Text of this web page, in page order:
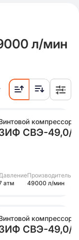
л/мин
компрессор
СВЭ-49,0/
атм
49000 л/мин
компрессор
СВЭ-49,0/